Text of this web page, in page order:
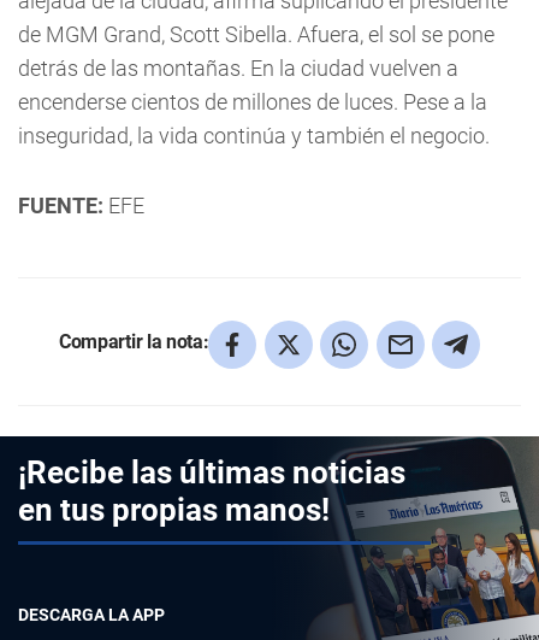
de MGM Grand, Scott Sibella. Afuera, el sol se pone
detrás de las montañas. En la ciudad vuelven a
encenderse cientos de millones de luces. Pese a la
inseguridad, la vida continúa y también el negocio.
FUENTE: EFE
Compartir la nota:
¡Recibe las últimas noticias
en tus propias manos!
DESCARGA LA APP